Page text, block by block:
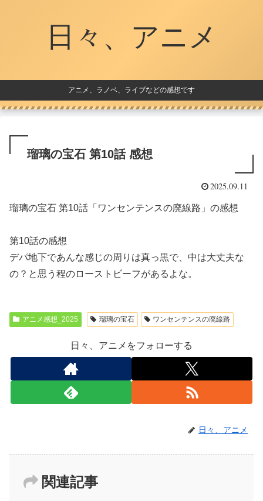
日々、アニメ
アニメ、ラノベ、ライブなどの感想です
瑠璃の宝石 第10話 感想
2025.09.11
瑠璃の宝石 第10話「ワンセンテンスの廃線路」の感想
第10話の感想
デパ地下であんな感じの周りは真っ黒で、中は大丈夫な
の？と思う程のローストビーフがあるよな。
アニメ感想_2025 瑠璃の宝石 ワンセンテンスの廃線路
日々、アニメをフォローする
日々、アニメ
関連記事